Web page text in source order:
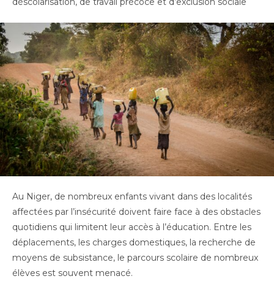
Au Niger, de nombreux enfants vivant dans des localités
affectées par l’insécurité doivent faire face à des obstacles
quotidiens qui limitent leur accès à l’éducation. Entre les
déplacements, les charges domestiques, la recherche de
moyens de subsistance, le parcours scolaire de nombreux
élèves est souvent menacé.